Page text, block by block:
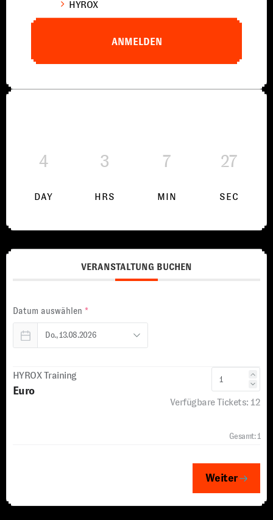
HYROX
ANMELDEN
4
DAY
3
HRS
7
MIN
27
SEC
VERANSTALTUNG BUCHEN
Datum auswählen *
HYROX Training
Euro
Verfügbare Tickets: 12
Gesamt:1
Weiter